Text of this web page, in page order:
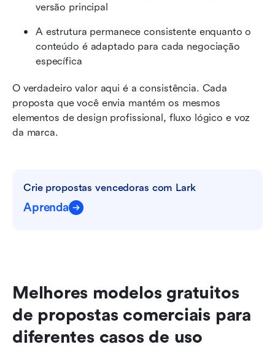
versão principal
A estrutura permanece consistente enquanto o
conteúdo é adaptado para cada negociação
específica
O verdadeiro valor aqui é a consistência. Cada
proposta que você envia mantém os mesmos
elementos de design profissional, fluxo lógico e voz
da marca.
Crie propostas vencedoras com Lark
Aprenda
Melhores modelos gratuitos
de propostas comerciais para
diferentes casos de uso